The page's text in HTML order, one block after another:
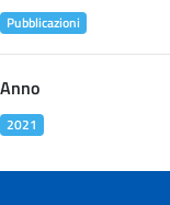
Pubblicazioni
Anno
2021